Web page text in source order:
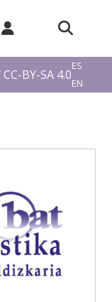
BY-SA 4.0
ES
EN